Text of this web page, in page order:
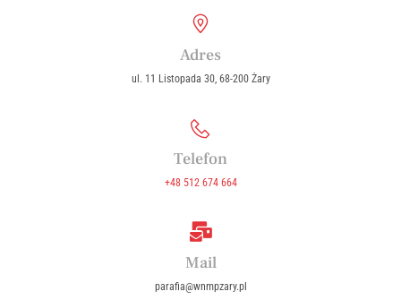
Adres
ul. 11 Listopada 30, 68-200 Żary
Telefon
+48 512 674 664
Mail
parafia@wnmpzary.pl